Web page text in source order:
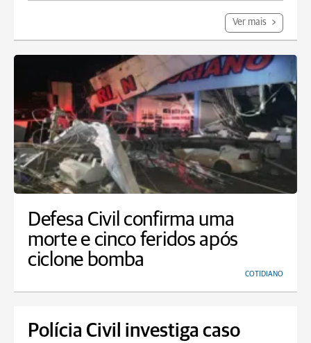
Ver mais
Defesa Civil confirma uma
morte e cinco feridos após
ciclone bomba
COTIDIANO
Polícia Civil investiga caso